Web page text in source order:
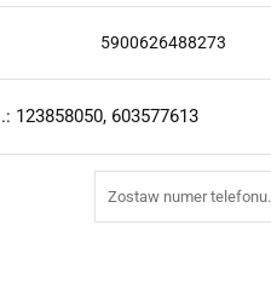
5900626488273
123858050, 603577613